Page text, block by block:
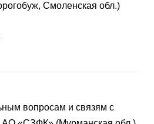
Смоленская обл.)
вопросам и связям с